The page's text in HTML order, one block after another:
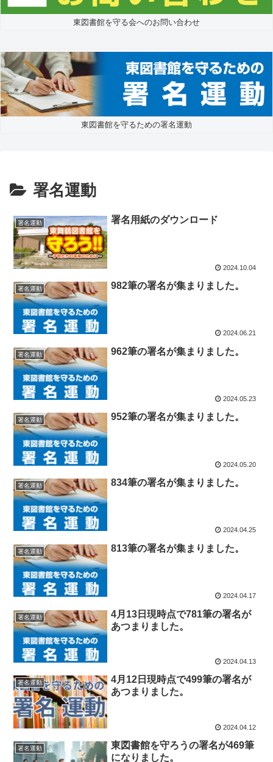
東図書館を守る会へのお問い合わせ
東図書館を守るための署名運動
署名運動
署名運動 署名用紙のダウンロード
2024.10.04
署名運動 982筆の署名が集まりました。
2024.06.21
署名運動 962筆の署名が集まりました。
2024.05.23
署名運動 952筆の署名が集まりました。
2024.05.20
署名運動 834筆の署名が集まりました。
2024.04.25
署名運動 813筆の署名が集まりました。
2024.04.17
署名運動
4月13日現時点で781筆の署名が
あつまりました。
2024.04.13
署名運動
4月12日現時点で499筆の署名が
あつまりました。
2024.04.12
署名運動
東図書館を守ろうの署名が469筆
になりました。